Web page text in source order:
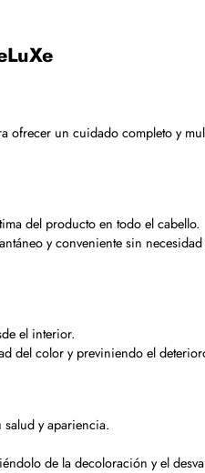
un cuidado completo y
del producto en todo el cabello.
y conveniente sin necesidad
el interior.
del color y previniendo el
salud y apariencia.
de la decoloración y el